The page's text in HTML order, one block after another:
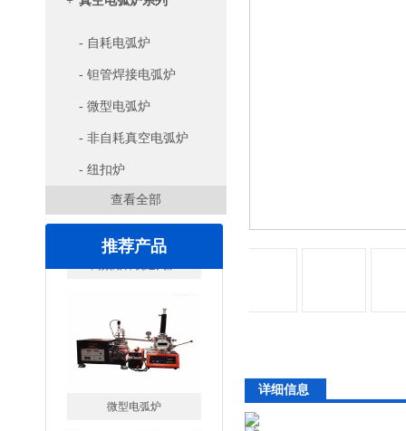
- 自耗电弧炉
- 钽管焊接电弧炉
- 微型电弧炉
- 非自耗真空电弧炉
- 纽扣炉
查看全部
推荐产品
详细信息